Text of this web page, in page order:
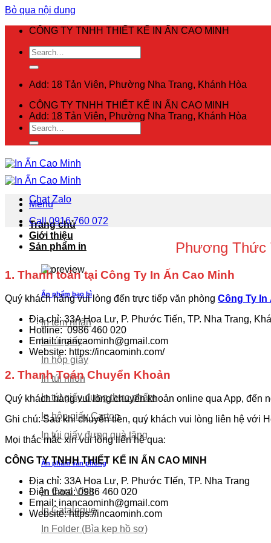
Bỏ qua nội dung
CÔNG TY TNHH THIẾT KẾ IN ẤN CAO MINH
Add: 18 Tản Viên, Phường Nha Trang, Khánh Hòa
CÔNG TY TNHH THIẾT KẾ IN ẤN CAO MINH
Add: 18 Tản Viên, Phường Nha Trang, Khánh Hòa
Menu
Trang chủ
Giới thiệu
Sản phẩm in
Ấn phẩm bao bì
In tem nhãn
In túi giấy
In hộp giấy
In túi nilon
In túi giấy đựng thực phẩm
In hộp giấy Carton
In túi giấy đựng quà tặng
Ấn phẩm văn phòng
In Card Visit
In Catalogue
In Folder (Bìa kẹp hồ sơ)
Chat Zalo
Call 0916 760 072
Phương Thức
1. Thanh toán tại Công Ty In Ấn Cao Minh
Quý khách hàng vui lòng đến trực tiếp văn phòng Công Ty In
Địa chỉ: 33A Hoa Lư, P. Phước Tiến, TP. Nha Trang,
Hotline: 0986 460 020
Email: inancaominh@gmail.com
Website: https://incaominh.com/
2. Thanh Toán Chuyển Khoản
Quý khách hàng vui lòng chuyển khoản online qua App, đến
Ghi chú: Sau khi chuyển tiền, quý khách vui lòng liên hệ với
Mọi thắc mắc xin vui lòng liên hệ qua:
CÔNG TY TNHH THIẾT KẾ IN ẤN CAO MINH
Địa chỉ: 33A Hoa Lư, P. Phước TIến, TP. Nha Trang
Điện thoại: 0986 460 020
Email: inancaominh@gmail.com
Website: https://incaominh.com